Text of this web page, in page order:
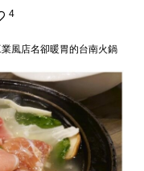
4
業風店名卻暖胃的台南火鍋